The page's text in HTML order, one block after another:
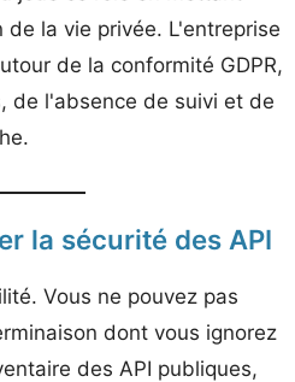
la vie privée. L'entreprise
de la conformité GDPR,
de l'absence de suivi et de
la sécurité des API
Vous ne pouvez pas
dont vous ignorez
des API publiques,